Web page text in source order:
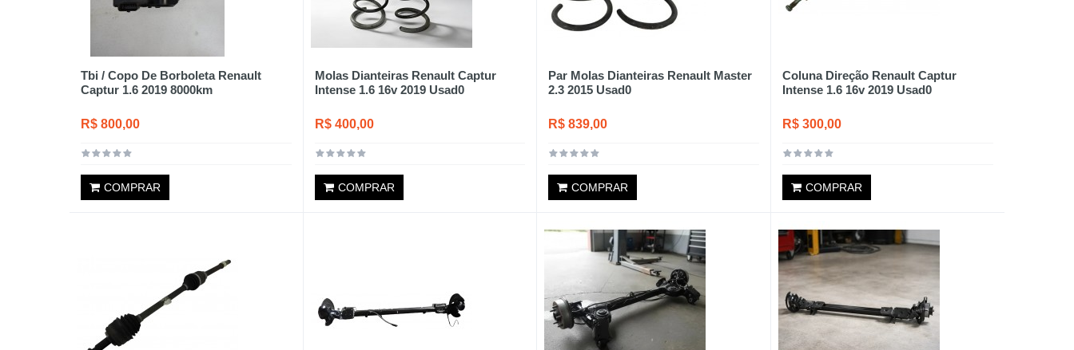
Tbi / Copo De Borboleta Renault
Captur 1.6 2019 8000km
R$ 800,00
COMPRAR
Molas Dianteiras Renault Captur
Intense 1.6 16v 2019 Usad0
R$ 400,00
COMPRAR
Par Molas Dianteiras Renault Master
2.3 2015 Usad0
R$ 839,00
COMPRAR
Coluna Direção Renault Captur
Intense 1.6 16v 2019 Usad0
R$ 300,00
COMPRAR